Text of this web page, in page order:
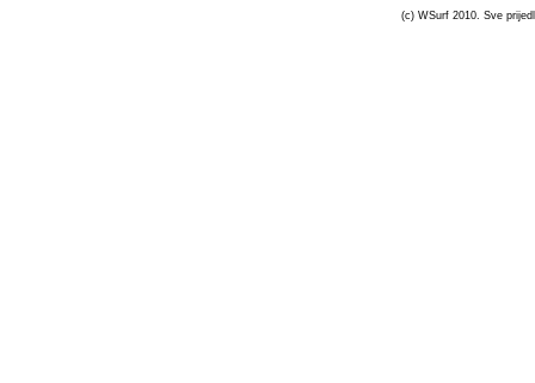
(c) WSurf 2010. Sve